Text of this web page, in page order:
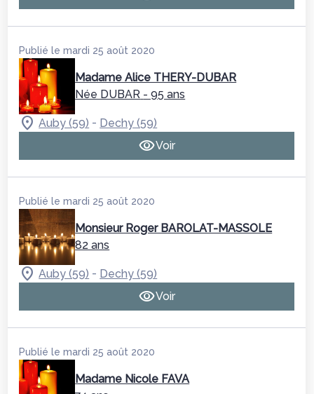
Publié le mardi 25 août 2020
Madame Alice THERY-DUBAR
Née DUBAR - 95 ans
Auby (59) - Dechy (59)
Voir
Publié le mardi 25 août 2020
Monsieur Roger BAROLAT-MASSOLE
82 ans
Auby (59) - Dechy (59)
Voir
Publié le mardi 25 août 2020
Madame Nicole FAVA